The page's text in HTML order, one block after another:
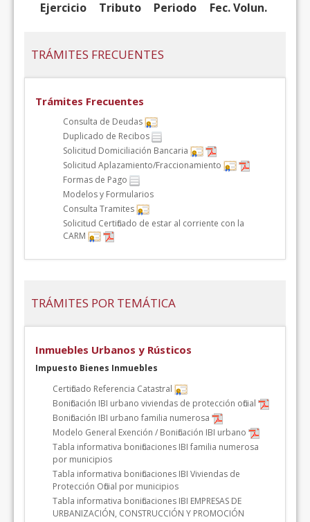
Ejercicio Tributo Periodo Fec. Volun.
TRÁMITES FRECUENTES
Trámites Frecuentes
Consulta de Deudas
Duplicado de Recibos
Solicitud Domiciliación Bancaria
Solicitud Aplazamiento/Fraccionamiento
Formas de Pago
Modelos y Formularios
Consulta Tramites
Solicitud Certificado de estar al corriente con la
CARM
TRÁMITES POR TEMÁTICA
Inmuebles Urbanos y Rústicos
Impuesto Bienes Inmuebles
Certificado Referencia Catastral
Bonificación IBI urbano viviendas de protección oficial
Bonificación IBI urbano familia numerosa
Modelo General Exención / Bonificación IBI urbano
Tabla informativa bonificaciones IBI familia numerosa
por municipios
Tabla informativa bonificaciones IBI Viviendas de
Protección Oficial por municipios
Tabla informativa bonificaciones IBI EMPRESAS DE
URBANIZACIÓN, CONSTRUCCIÓN Y PROMOCIÓN